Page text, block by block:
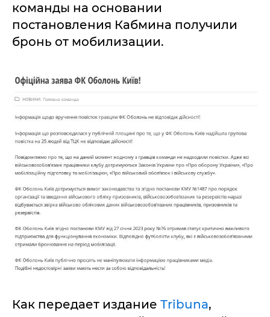
команды на основании
постановления Кабмина получили
бронь от мобилизации.
Как передает издание Тribuna,